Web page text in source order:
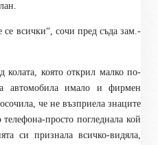
всички“, сочи пред съда зам.-
която открил малко по-
автомобила имало и фирмен
че не възприела знаците
просто погледнала кой
си признала всичко-видяла,